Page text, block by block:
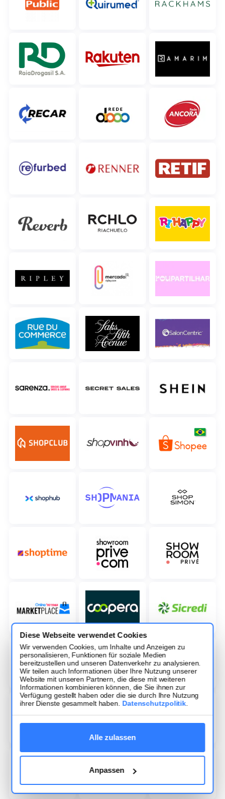
Diese Webseite verwendet Cookies
Wir verwenden Cookies, um Inhalte und Anzeigen zu
personalisieren, Funktionen für soziale Medien
bereitzustellen und unseren Datenverkehr zu analysieren.
Wir teilen auch Informationen über Ihre Nutzung unserer
Website mit unseren Partnern, die diese mit weiteren
Informationen kombinieren können, die Sie ihnen zur
Verfügung gestellt haben oder die sie durch Ihre Nutzung
ihrer Dienste gesammelt haben. Datenschutzpolitik
Alle zulassen
Anpassen